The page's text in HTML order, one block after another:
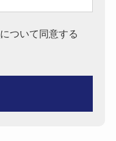
について同意する